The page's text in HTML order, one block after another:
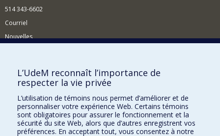
514 343-6602
Courriel
Nouvelles
Comment soutenir le Département?
BESOIN D'AIDE?
Plan du site
Signaler une erreur
Accessibilité
L’UdeM reconnaît l’importance de
respecter la vie privée
L’utilisation de témoins nous permet d’améliorer et de
personnaliser votre expérience Web. Certains témoins
sont obligatoires pour assurer le fonctionnement et la
sécurité du site Web, alors que d’autres enregistrent vos
préférences. En acceptant tout, vous consentez à notre